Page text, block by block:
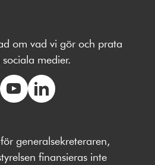
om vad vi gör och prata
medier.
på
Youtube
på
LinkedIn
generalsekreteraren,
finansieras inte